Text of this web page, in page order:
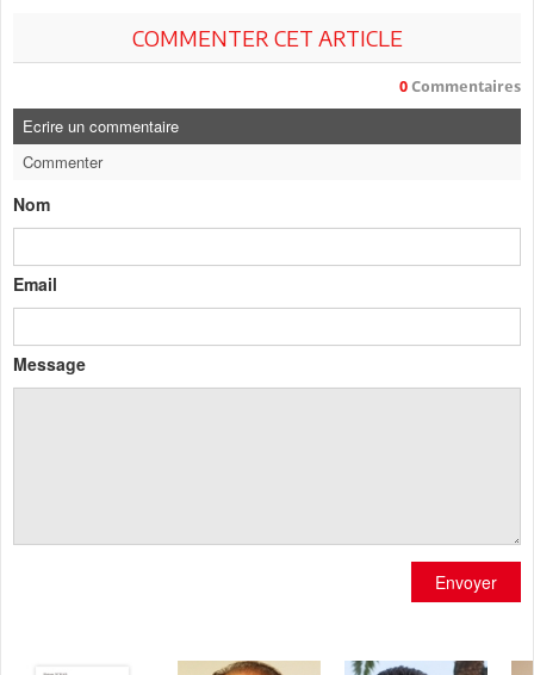
COMMENTER CET ARTICLE
0 Commentaires
Ecrire un commentaire
Commenter
Nom
Email
Message
Envoyer